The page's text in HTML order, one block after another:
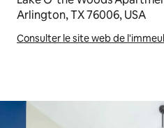
Arlington, TX 76006, USA
Consulter le site web de